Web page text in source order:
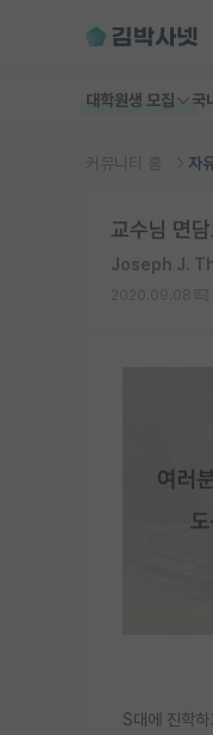
대학원생 모집 국
커뮤니티 홈 자
교수님 면
Joseph J.
S대에 진학